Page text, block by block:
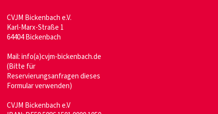
CVJM Bickenbach e.V.
Karl-Marx-Straße 1
64404 Bickenbach
Mail:info(a)cvjm-bickenbach.de
(Bitte für
Reservierungsanfragen dieses
Formular verwenden)
CVJM Bickenbach e.V